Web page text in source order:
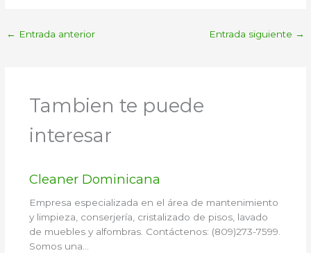
← Entrada anterior Entrada siguiente →
Tambien te puede
interesar
Cleaner Dominicana
Empresa especializada en el área de mantenimiento
y limpieza, conserjería, cristalizado de pisos, lavado
de muebles y alfombras. Contáctenos: (809)273-7599.
Somos una…